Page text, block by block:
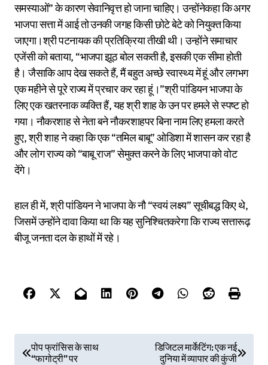
समस्याओं” के कारण सेवानिवृत्त हो जाना चाहिए। उन्होंनेकहा कि अगर
भाजपा सत्ता में आई तो उनकी जगह किसी छोटे बेटे को नियुक्त किया
जाएगा।श्री पटनायक की प्रतिक्रिया तीखी थी। उन्होंने समाचार
एजेंसी को बताया, “भाजपा झूठ बोल सकती है, इसकी एक सीमा होती
है। जैसाकि आप देख सकते हैं, मैं बहुत अच्छे स्वास्थ्य में हूं और लगभग
एक महीने से पूरे राज्य में प्रचार कर रहा हूं।”श्री पांडियन भाजपा के
लिए एक खतरनाक व्यक्ति हैं, यह श्री शाह के उन पर हमले से स्पष्ट हो
गया। नौकरशाह से नेता बने नौकरशाहपर बिना नाम लिए हमला करते
हुए, श्री शाह ने कहा कि एक “तमिल बाबू” ओडिशा में शासन कर रहा है
और लोग राज्य को “बाबू राज” सेमुक्त करने के लिए भाजपा को वोट
देंगे।
हाल ही में, श्री पांडियन ने भाजपा के नौ “स्वयं लक्ष्य” सूचीबद्ध किए थे,
जिसमें उन्होंने दावा किया था कि यह सुनिश्चितकरेगा कि राज्य सत्तारूढ़
बीजू जनता दल के हाथों में रहे।
P पोप फ्रांसिस के साथ
“फागोट्री” पर
डिजिटल मार्केटिंग: एक नई
दुनिया में व्यापार की कुंजी